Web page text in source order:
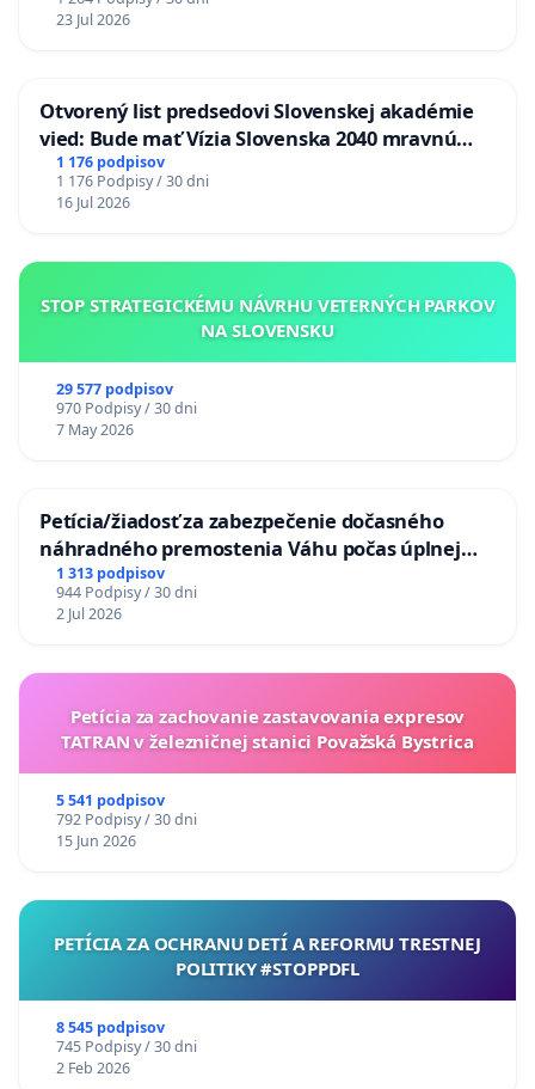
23 Jul 2026
Otvorený list predsedovi Slovenskej akadémie
vied: Bude mať Vízia Slovenska 2040 mravnú
chrbticu?
1 176 podpisov
1 176 Podpisy / 30 dni
16 Jul 2026
STOP STRATEGICKÉMU NÁVRHU VETERNÝCH PARKOV
NA SLOVENSKU
29 577 podpisov
970 Podpisy / 30 dni
7 May 2026
Petícia/žiadosť za zabezpečenie dočasného
náhradného premostenia Váhu počas úplnej
uzávery Vážskeho mosta v Komárne
1 313 podpisov
944 Podpisy / 30 dni
2 Jul 2026
Petícia za zachovanie zastavovania expresov
TATRAN v železničnej stanici Považská Bystrica
5 541 podpisov
792 Podpisy / 30 dni
15 Jun 2026
PETÍCIA ZA OCHRANU DETÍ A REFORMU TRESTNEJ
POLITIKY #STOPPDFL
8 545 podpisov
745 Podpisy / 30 dni
2 Feb 2026